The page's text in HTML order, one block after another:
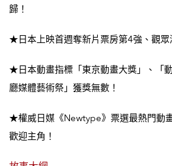
歸！
★ 日本上映首週奪新片票房第4強、觀眾
★日本動畫指標 「東京動畫大獎」、 「
廳媒體藝術祭」獲獎無數！
★權威日媒《Newtype》票選最熱門動
歡迎主角！